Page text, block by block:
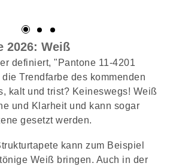
2026: Weiß
definiert, "Pantone 11-4201
Trendfarbe des kommenden
kalt und trist? Keineswegs! Weiß
und Klarheit und kann sogar
gesetzt werden.
kann zum Beispiel
Weiß bringen. Auch in der